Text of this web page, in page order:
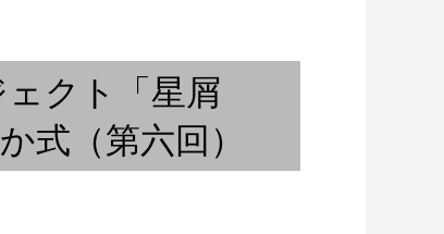
春の雨
クト「星屑
式（第六回）